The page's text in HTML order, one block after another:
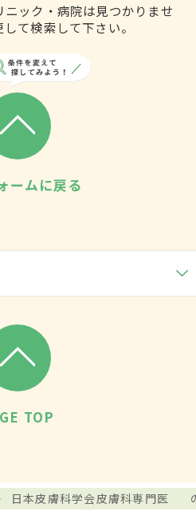
ック・病院は見つかりませ
て検索して下さい。
ームに戻る
TOP
日本皮膚科学会皮膚科専門医